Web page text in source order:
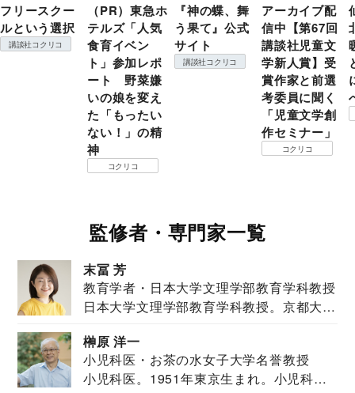
フリースクー
ルという選択
講談社コクリコ
（PR）東急ホ
テルズ「人気
食育イベン
ト」参加レポ
ート 野菜嫌
いの娘を変え
た「もったい
ない！」の精
神
コクリコ
『神の蝶、舞
う果て』公式
サイト
講談社コクリコ
アーカイブ配
信中【第67回
講談社児童文
学新人賞】受
賞作家と前選
考委員に聞く
「児童文学創
作セミナー」
コクリコ
監修者・専門家一覧
末冨 芳
教育学者・日本大学文理学部教育学科教授
日本大学文理学部教育学科教授。京都大学
榊原 洋一
小児科医・お茶の水女子大学名誉教授
小児科医。1951年東京生まれ。小児科